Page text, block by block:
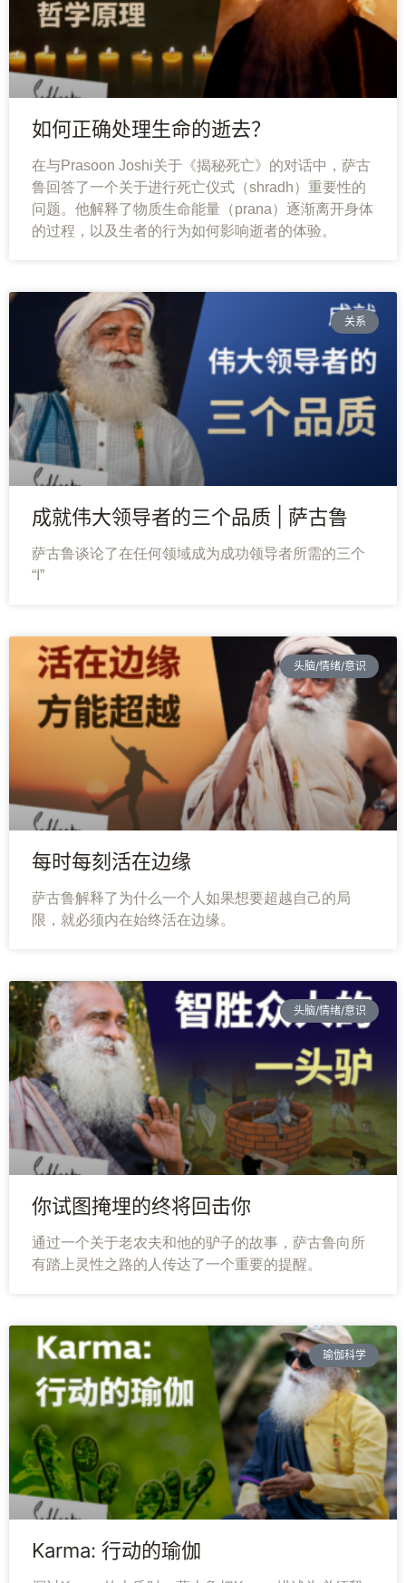
萨
古
鲁
与
冥
询
如何正确处理生命的逝去？
在与Prasoon Joshi关于《揭秘死亡》的对话中，萨古
鲁回答了一个关于进行死亡仪式（shradh）重要性的
问题。他解释了物质生命能量（prana）逐渐离开身体
的过程，以及生者的行为如何影响逝者的体验。
关系
成就伟大领导者的三个品质 | 萨古鲁
萨古鲁谈论了在任何领域成为成功领导者所需的三个
“I”
头脑/情绪/意识
每时每刻活在边缘
萨古鲁解释了为什么一个人如果想要超越自己的局
限，就必须内在始终活在边缘。
头脑/情绪/意识
你试图掩埋的终将回击你
通过一个关于老农夫和他的驴子的故事，萨古鲁向所
有踏上灵性之路的人传达了一个重要的提醒。
瑜伽科学
Karma: 行动的瑜伽